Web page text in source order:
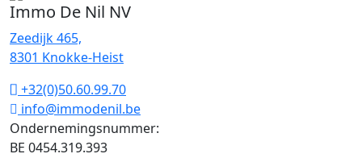
Immo De Nil NV
Zeedijk 465,
8301 Knokke-Heist
+32(0)50.60.99.70
info@immodenil.be
Ondernemingsnummer:
BE 0454.319.393